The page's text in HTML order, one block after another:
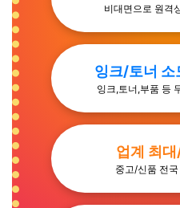
비대면으로 원격
잉크/토너 소
잉크,토너,부품 등
업계 최
중고/신품 전